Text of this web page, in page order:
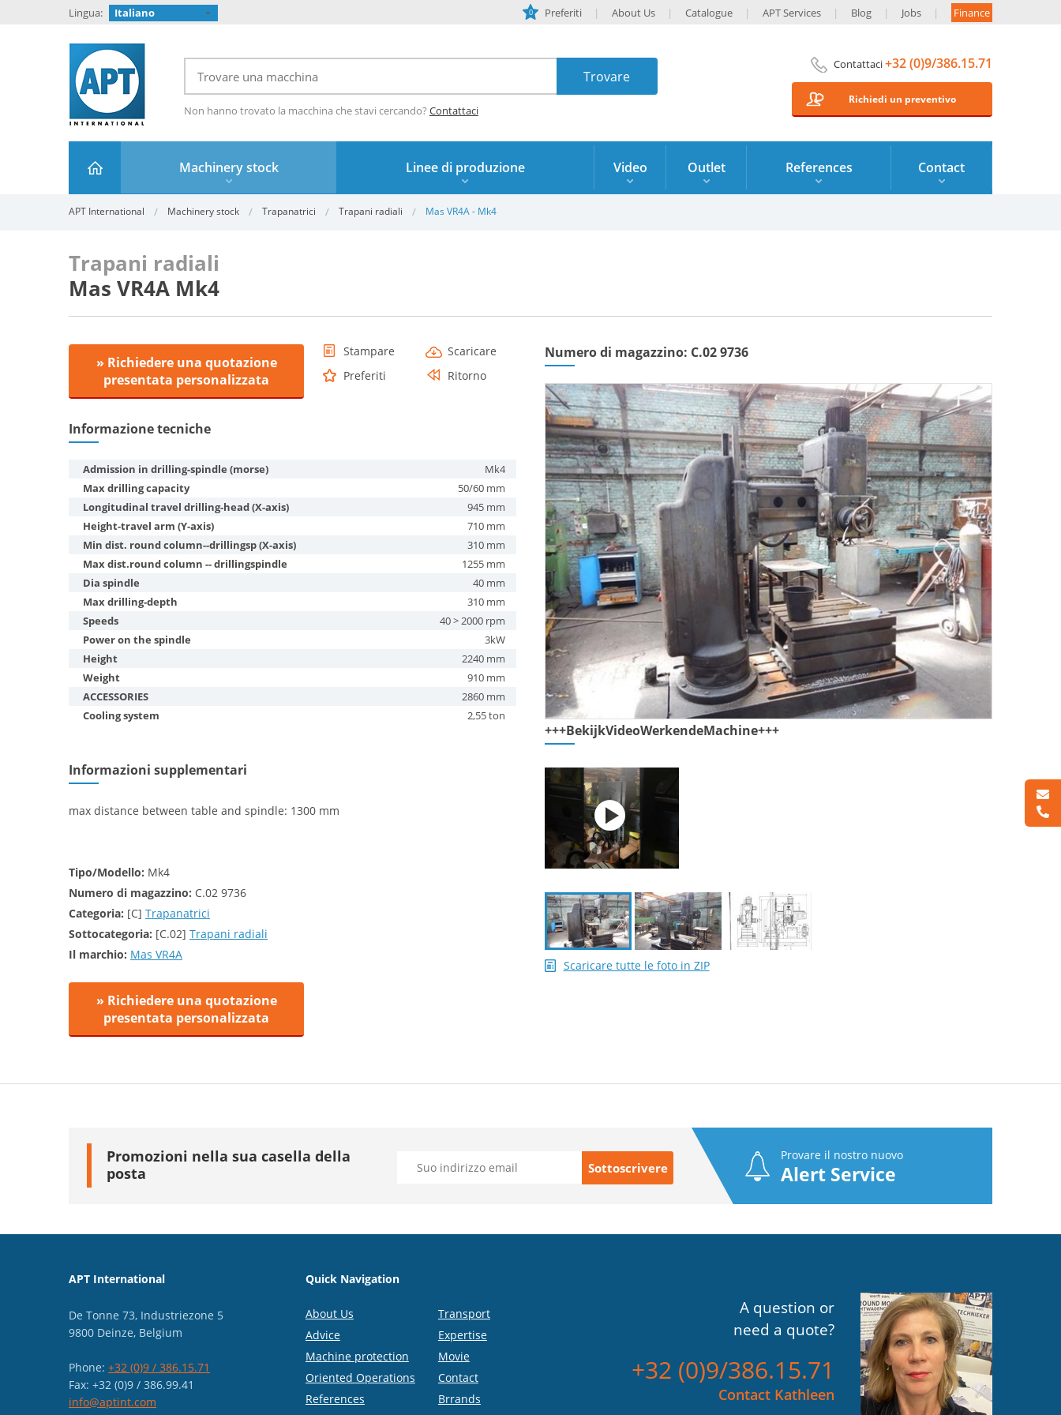
Lingua: Italiano 0 Preferiti About Us Catalogue APT Services Blog Jobs Finance
Non hanno trovato la macchina che stavi cercando? Contattaci
Contattaci+32 (0)9/386.15.71
Richiedi un preventivo
Machinery stock Linee di produzione Video Outlet References Contact
APT International Machinery stock Trapanatrici Trapani radiali Mas VR4A - Mk4
Trapani radiali
Mas VR4A Mk4
» Richiedere una quotazione
presentata personalizzata
Stampare
Scaricare
Preferiti
Ritorno
Informazione tecniche
Admission in drilling-spindle (morse)
Mk4
Max drilling capacity
50/60 mm
Longitudinal travel drilling-head (X-axis)
945 mm
Height-travel arm (Y-axis)
710 mm
Min dist. round column--drillingsp (X-axis)
310 mm
Max dist.round column -- drillingspindle
1255 mm
Dia spindle
40 mm
Max drilling-depth
310 mm
Speeds
40 > 2000 rpm
Power on the spindle
3kW
Height
2240 mm
Weight
910 mm
ACCESSORIES
2860 mm
Cooling system
2,55 ton
Informazioni supplementari
max distance between table and spindle: 1300 mm
Tipo/Modello: Mk4
Numero di magazzino: C.02 9736
Categoria: [C] Trapanatrici
Sottocategoria: [C.02] Trapani radiali
Il marchio: Mas VR4A
» Richiedere una quotazione
presentata personalizzata
Numero di magazzino: C.02 9736
+++BekijkVideoWerkendeMachine+++
Scaricare tutte le foto in ZIP
Promozioni nella sua casella della
posta
Provare il nostro nuovo
Alert Service
APT International
De Tonne 73, Industriezone 5
9800 Deinze, Belgium
Phone: +32 (0)9 / 386.15.71
Fax: +32 (0)9 / 386.99.41
info@aptint.com
Quick Navigation
About Us
Advice
Machine protection
Oriented Operations
References
Transport
Expertise
Movie
Contact
Brrands
A question or
need a quote?
+32 (0)9/386.15.71
Contact Kathleen